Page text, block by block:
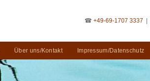
☎ +49-69-1707 3337
Über uns/Kontakt Impressum/Datenschutz